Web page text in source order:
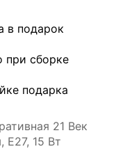
в подарок
при сборке
подарка
21 Век
Е27, 15 Вт